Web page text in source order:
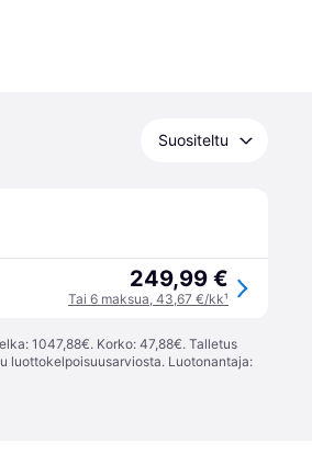
Suositeltu
249,99 €
Tai 6 maksua, 43,67 €/kk¹
1047,88€. Korko: 47,88€. Talletus
luottokelpoisuusarviosta. Luotonantaja: